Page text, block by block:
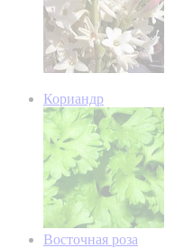
Кориандр
Восточная роза